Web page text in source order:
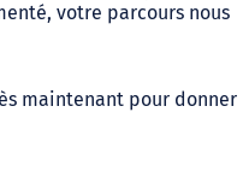
votre parcours nous
maintenant pour donner